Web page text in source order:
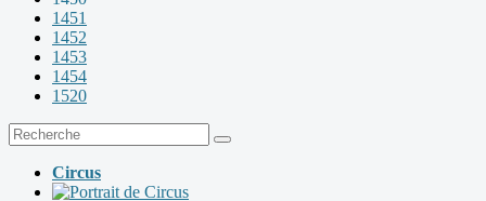
1451
1452
1453
1454
1520
Circus